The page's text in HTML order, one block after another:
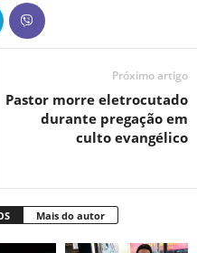
Próximo artigo
Pastor morre eletrocutado
durante pregação em
culto evangélico
Mais do autor